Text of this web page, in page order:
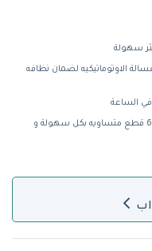
سهولة
الاوتوماتيكيه لضمان نظافه
كل ما يتطلب هو سحب المرفق للحصول على 6 قطع متساويه بكل سهولة و